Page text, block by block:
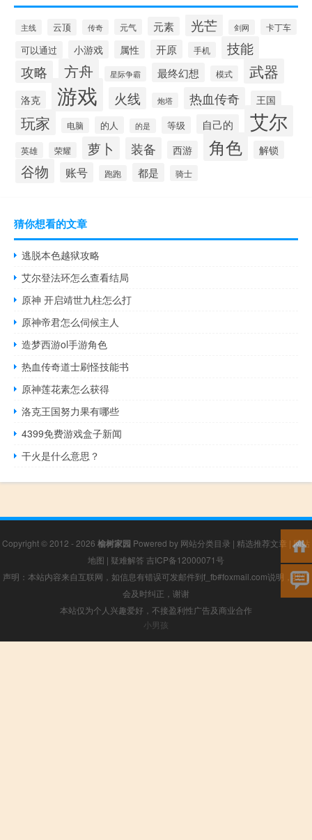
主线 云顶 传奇 元气 元素 光芒 剑网 卡丁车
可以通过 小游戏 属性 开原 手机 技能
攻略 方舟 星际争霸 最终幻想 模式 武器
洛克 游戏 火线 炮塔 热血传奇 王国
玩家 电脑 的人 的是 等级 自己的 艾尔
英雄 荣耀 萝卜 装备 西游 角色 解锁
谷物 账号 跑跑 都是 骑士
猜你想看的文章
逃脱本色越狱攻略
艾尔登法环怎么查看结局
原神 开启靖世九柱怎么打
原神帝君怎么伺候主人
造梦西游ol手游角色
热血传奇道士刷怪技能书
原神莲花素怎么获得
洛克王国努力果有哪些
4399免费游戏盒子新闻
干火是什么意思？
Copyright © 2012 - 2026 榆树家园 Powered by 网站分类目录 | 精选推荐文章 |网站
地图 | 疑难解答 吉ICP备12000071号
声明：本站内容来自互联网，如信息有错误可发邮件到f_fb#foxmail.com说明，我们
会及时纠正，谢谢
本站仅为个人兴趣爱好，不接盈利性广告及商业合作
小男孩